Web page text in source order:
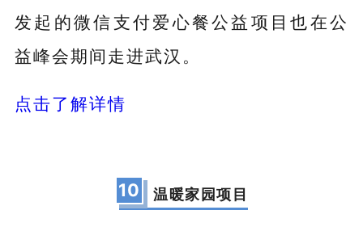
发起的微信支付爱心餐公益项目也在公
益峰会期间走进武汉。
点击了解详情
10 温暖家园项目